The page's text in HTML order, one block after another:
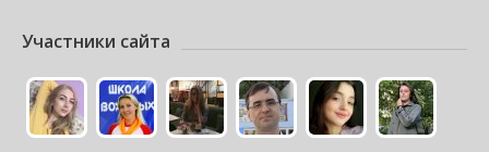
Участники сайта